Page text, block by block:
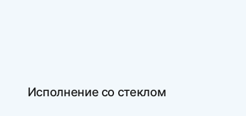
Исполнение со стеклом